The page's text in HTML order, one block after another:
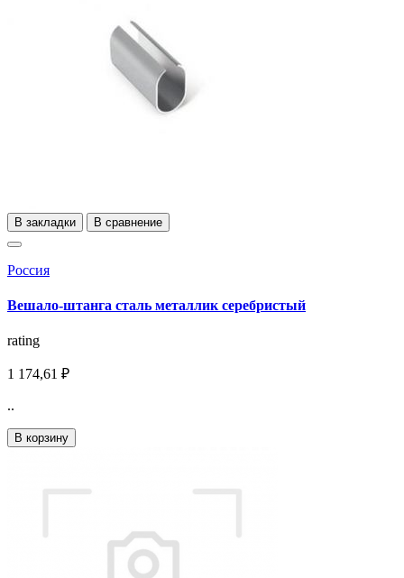
В закладки В сравнение
Россия
Вешало-штанга сталь металлик серебристый
rating
1 174,61 ₽
..
В корзину